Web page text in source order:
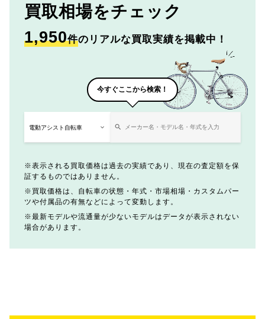
買取相場をチェック
1,950件のリアルな買取実績を掲載中！
今すぐここから検索！
表示される買取価格は過去の実績であり、現在の査定額を保
証するものではありません。
買取価格は、自転車の状態・年式・市場相場・カスタムパー
ツや付属品の有無などによって変動します。
最新モデルや流通量が少ないモデルはデータが表示されない
場合があります。